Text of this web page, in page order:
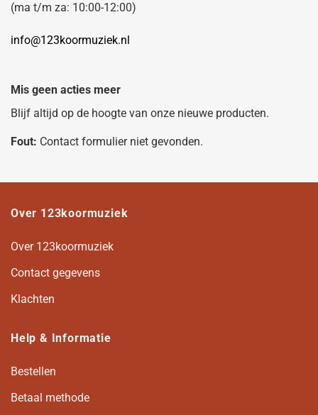
(ma t/m za: 10:00-12:00)
info@123koormuziek.nl
Mis geen acties meer
Blijf altijd op de hoogte van onze nieuwe producten.
Fout: Contact formulier niet gevonden.
Over 123koormuziek
Over 123koormuziek
Contact gegevens
Klachten
Help & Informatie
Bestellen
Betaal methode